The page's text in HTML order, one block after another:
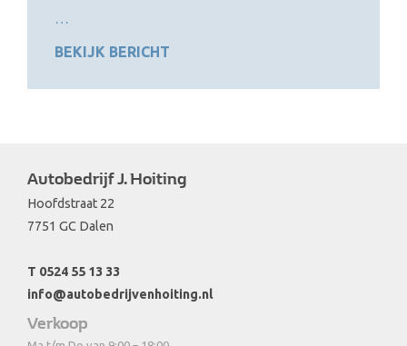
…
BEKIJK BERICHT
Autobedrijf J. Hoiting
Hoofdstraat 22
7751 GC Dalen
T 0524 55 13 33
info@autobedrijvenhoiting.nl
Verkoop